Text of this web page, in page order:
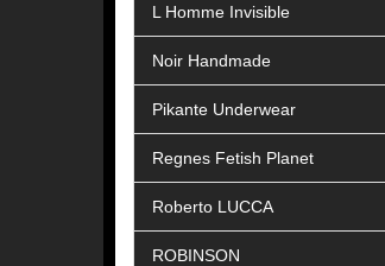
L Homme Invisible
Noir Handmade
Pikante Underwear
Regnes Fetish Planet
Roberto LUCCA
ROBINSON